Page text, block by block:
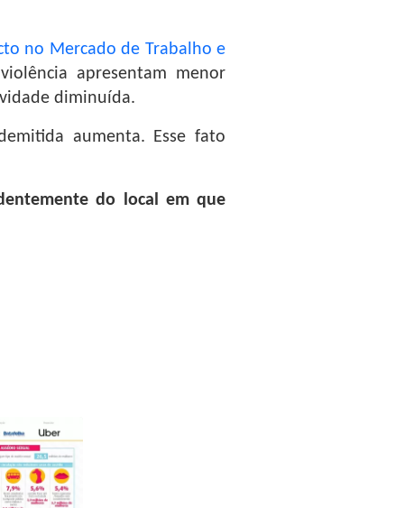
no Mercado de Trabalho e
apresentam menor
diminuída.
aumenta. Esse fato
do local em que